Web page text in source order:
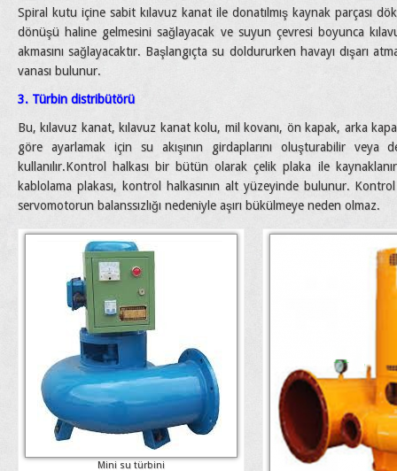
Spiral kutu içine sabit kılavuz kanat ile donatılmış kaynak parçası
dönüşü haline gelmesini sağlayacak ve suyun çevresi boyunca
akmasını sağlayacaktır. Başlangıçta su doldururken havayı dışarı
vanası bulunur.
3. Türbin distribütörü
Bu, kılavuz kanat, kılavuz kanat kolu, mil kovanı, ön kapak, arka
göre ayarlamak için su akışının girdaplarını oluşturabilir
kullanılır.Kontrol halkası bir bütün olarak çelik plaka ile
kablolama plakası, kontrol halkasının alt yüzeyinde bulunur.
servomotorun balanssızlığı nedeniyle aşırı bükülmeye neden olmaz.
Mini su türbini